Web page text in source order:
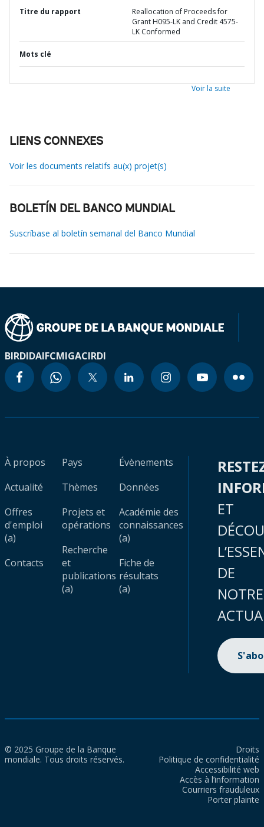
Titre du rapport
Reallocation of Proceeds for
Grant H095-LK and Credit 4575-
LK Conformed
Mots clé
Voir la suite
LIENS CONNEXES
Voir les documents relatifs au(x) projet(s)
BOLETÍN DEL BANCO MUNDIAL
Suscríbase al boletín semanal del Banco Mundial
BIRDIDAIFCMIGACIRDI
À propos
Actualité
Offres
d'emploi
(a)
Contacts
Pays
Thèmes
Projets et
opérations
Recherche
et
publications
(a)
Évènements
Données
Académie des
connaissances
(a)
Fiche de
résultats
(a)
ET
DE
NOTRE
© 2025 Groupe de la Banque
mondiale. Tous droits réservés.
Droits
Politique de confidentialité
Accessibilité web
Accès à l’information
Courriers frauduleux
Porter plainte